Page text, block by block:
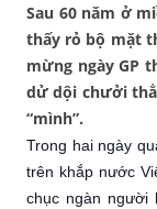
Sau 60 năm ở
thấy rỏ bộ mặt
mừng ngày GP
dử dội chưởi
“mình”.
Trong hai ngày
trên khắp nước
chục ngàn người